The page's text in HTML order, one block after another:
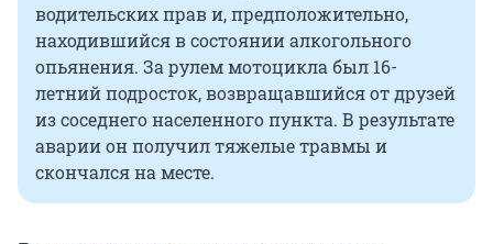
водительских прав и, предположительно,
находившийся в состоянии алкогольного
опьянения. За рулем мотоцикла был 16-
летний подросток, возвращавшийся от друзей
из соседнего населенного пункта. В результате
аварии он получил тяжелые травмы и
скончался на месте.